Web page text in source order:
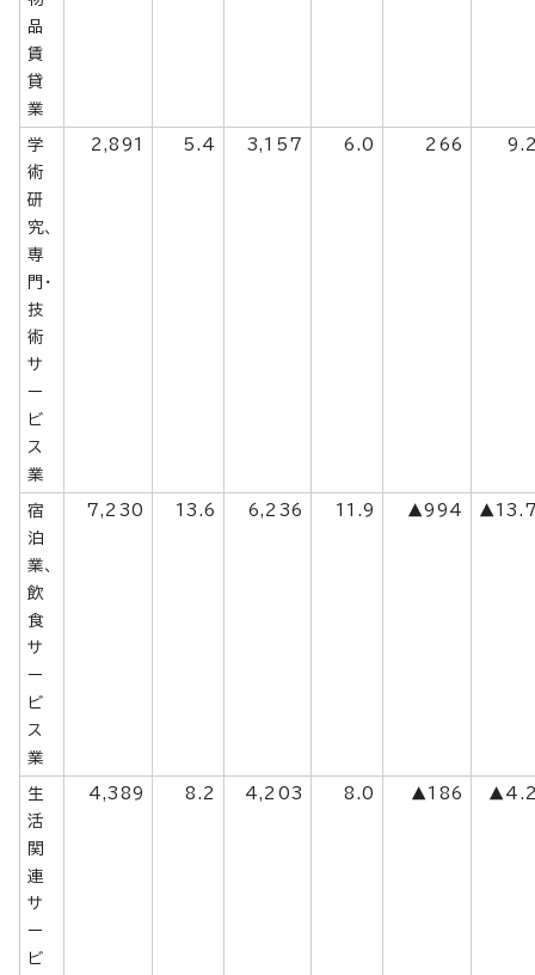
品
賃
貸
業
学
術
研
究、
専
門・
技
術
サ
ー
ビ
ス
業
2,891 5.4 3,157 6.0 266
宿
泊
業、
飲
食
サ
ー
ビ
ス
業
7,230 13.6 6,236 11.9 ▲994
生
活
関
連
サ
ー
ビ
4,389 8.2 4,203 8.0 ▲186